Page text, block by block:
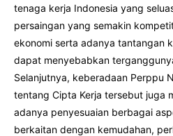
tenaga kerja Indonesia yang
persaingan yang semakin
ekonomi serta adanya tantangan
dapat menyebabkan
Selanjutnya, keberadaan Perppu
tentang Cipta Kerja tersebut juga
adanya penyesuaian berbagai
berkaitan dengan kemudahan,